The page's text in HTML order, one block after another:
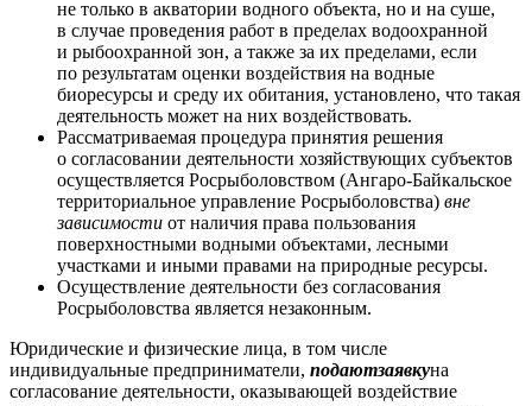
не только в акватории водного объекта, но и на суше,
в случае проведения работ в пределах водоохранной
и рыбоохранной зон, а также за их пределами, если
по результатам оценки воздействия на водные
биоресурсы и среду их обитания, установлено, что такая
деятельность может на них воздействовать.
Рассматриваемая процедура принятия решения
о согласовании деятельности хозяйствующих субъектов
осуществляется Росрыболовством (Ангаро-Байкальское
территориальное управление Росрыболовства) вне
зависимости от наличия права пользования
поверхностными водными объектами, лесными
участками и иными правами на природные ресурсы.
Осуществление деятельности без согласования
Росрыболовства является незаконным.
Юридические и физические лица, в том числе
индивидуальные предприниматели, подаютзаявкуна
согласование деятельности, оказывающей воздействие